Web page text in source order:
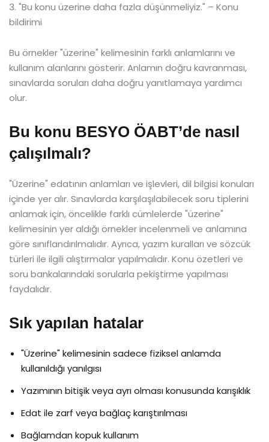
3. "Bu konu üzerine daha fazla düşünmeliyiz." – Konu
bildirimi
Bu örnekler "üzerine" kelimesinin farklı anlamlarını ve
kullanım alanlarını gösterir. Anlamın doğru kavranması,
sınavlarda soruları daha doğru yanıtlamaya yardımcı
olur.
Bu konu BESYO ÖABT’de nasıl
çalışılmalı?
"Üzerine" edatının anlamları ve işlevleri, dil bilgisi konuları
içinde yer alır. Sınavlarda karşılaşılabilecek soru tiplerini
anlamak için, öncelikle farklı cümlelerde "üzerine"
kelimesinin yer aldığı örnekler incelenmeli ve anlamına
göre sınıflandırılmalıdır. Ayrıca, yazım kuralları ve sözcük
türleri ile ilgili alıştırmalar yapılmalıdır. Konu özetleri ve
soru bankalarındaki sorularla pekiştirme yapılması
faydalıdır.
Sık yapılan hatalar
"Üzerine" kelimesinin sadece fiziksel anlamda
kullanıldığı yanılgısı
Yazımının bitişik veya ayrı olması konusunda karışıklık
Edat ile zarf veya bağlaç karıştırılması
Bağlamdan kopuk kullanım